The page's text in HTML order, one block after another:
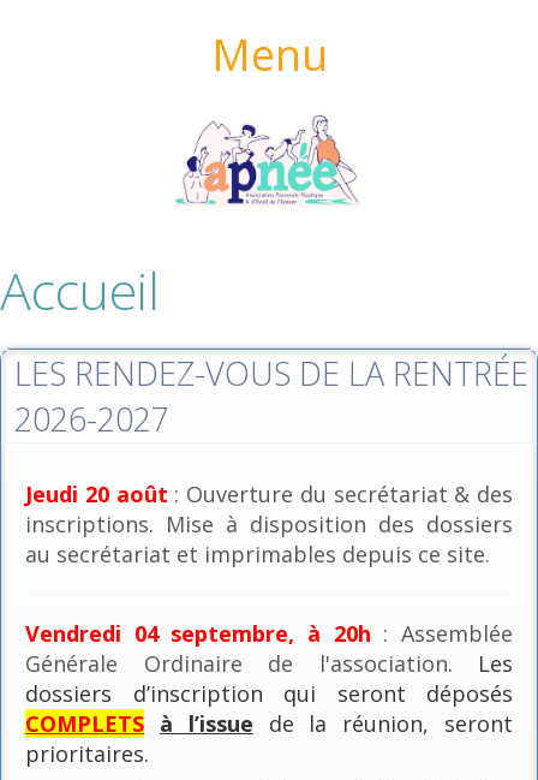
Menu
Accueil
LES RENDEZ-VOUS DE LA RENTRÉE
2026-2027
Jeudi 20 août : Ouverture du secrétariat & des
inscriptions. Mise à disposition des dossiers
au secrétariat et imprimables depuis ce site.
Vendredi 04 septembre, à 20h : Assemblée
Générale Ordinaire de l'association. Les
dossiers d’inscription qui seront déposés
COMPLETS à l’issue de la réunion, seront
prioritaires.